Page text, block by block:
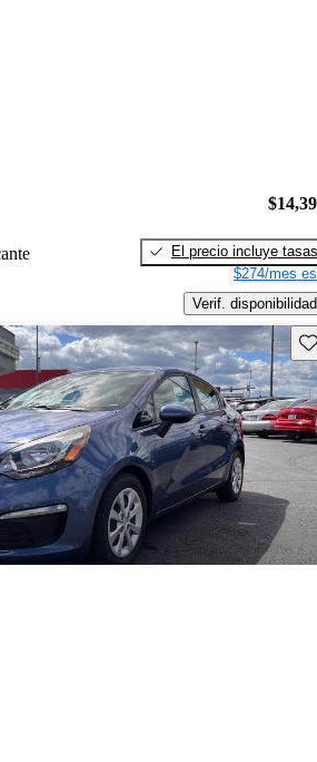
El precio incluye tasas
$274/mes
Verif. disponibilidad